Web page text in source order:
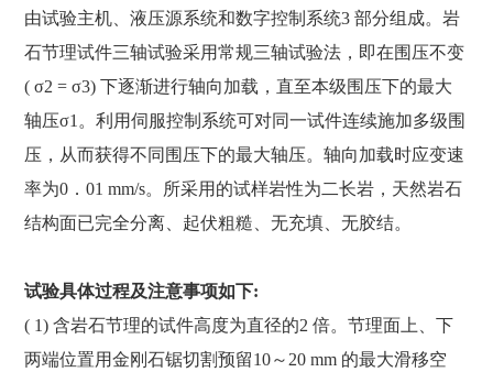
全国客户服务热线
400-9937-273
由试验主机、液压源系统和数字控制系统3 部分组成。岩
石节理试件三轴试验采用常规三轴试验法，即在围压不变
( σ2 = σ3) 下逐渐进行轴向加载，直至本级围压下的最大
轴压σ1。利用伺服控制系统可对同一试件连续施加多级围
压，从而获得不同围压下的最大轴压。轴向加载时应变速
率为0．01 mm/s。所采用的试样岩性为二长岩，天然岩石
结构面已完全分离、起伏粗糙、无充填、无胶结。
试验具体过程及注意事项如下:
( 1) 含岩石节理的试件高度为直径的2 倍。节理面上、下
两端位置用金刚石锯切割预留10～20 mm 的最大滑移空